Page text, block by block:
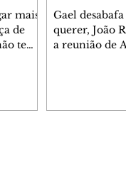
mais
de
tem
Gael
querer, João
a reunião de